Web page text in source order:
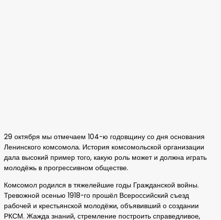
29 октября мы отмечаем 104-ю годовщину со дня основания
Ленинского комсомола. История комсомольской организации
дала высокий пример того, какую роль может и должна играть
молодёжь в прогрессивном обществе.
Комсомол родился в тяжелейшие годы Гражданской войны.
Тревожной осенью 1918-го прошёл Всероссийский съезд
рабочей и крестьянской молодёжи, объявивший о создании
РКСМ. Жажда знаний, стремление построить справедливое,